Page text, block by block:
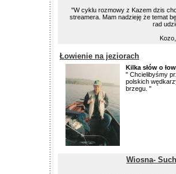
"W cyklu rozmowy z Kazem dzis
streamera. Mam nadzieję że temat
rad
Łowienie na jeziorach
Kilka słów o
" Chcielibyśmy
polskich
brzegu. "
Wiosna-